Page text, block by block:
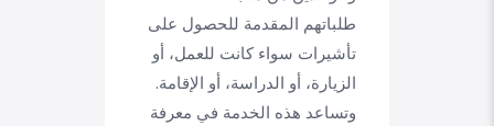
طلباتهم المقدمة للحصول على
تأشيرات سواء كانت للعمل، أو
الزيارة، أو الدراسة، أو الإقامة.
وتساعد هذه الخدمة في معرفة